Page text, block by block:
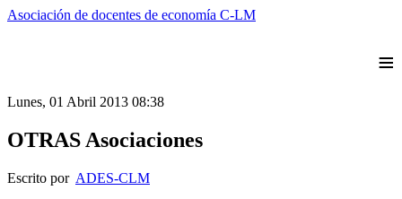
Asociación de docentes de economía C-LM
≡
Lunes, 01 Abril 2013 08:38
OTRAS Asociaciones
Escrito por ADES-CLM